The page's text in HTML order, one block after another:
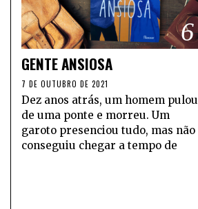
6
GENTE ANSIOSA
7 DE OUTUBRO DE 2021
Dez anos atrás, um homem pulou
de uma ponte e morreu. Um
garoto presenciou tudo, mas não
conseguiu chegar a tempo de